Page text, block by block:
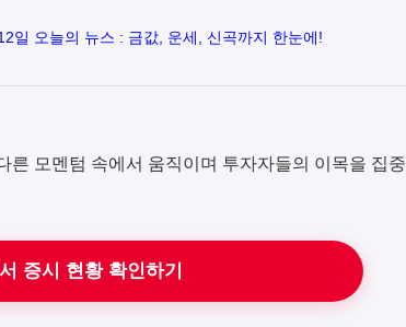
일 오늘의 뉴스 : 금값, 운세, 신곡까지 한눈에!
른 모멘텀 속에서 움직이며 투자자들의 이목을 집중
증시 현황 확인하기